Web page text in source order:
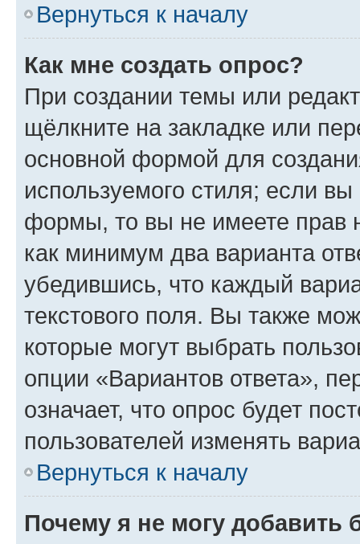
Вернуться к началу
Как мне создать опрос?
При создании темы или
щёлкните на закладке или
основной формой для
используемого стиля; если
формы, то вы не имеете прав
как минимум два варианта
убедившись, что каждый
текстового поля. Вы также
которые могут выбрать
опции «Вариантов ответа»,
означает, что опрос будет
пользователей изменять
Вернуться к началу
Почему я не могу добавить